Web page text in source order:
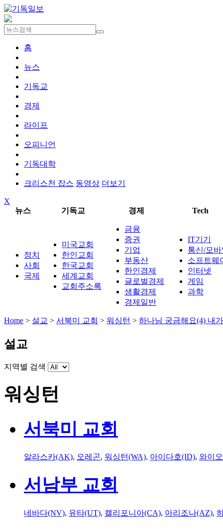
홈
뉴스
기독교
경제
라이프
오피니언
기독대학
크리스천 잡스 동영상 더보기
X
뉴스
기독교 경제 Tech
정치
사회
국제
미국교회
한인교회
한국교회
세계교회
교회주소록
금융
증권
기업
부동산
한인경제
글로벌경제
생활경제
경제일반
IT기기
통신/모
소프트웨
인터넷
게임
과학
Home > 설교 > 서북미 교회 > 워싱턴 > 하나님 궁금해요(4) 내
설교
지역별 검색
워싱턴
서북미 교회
알라스카(AK), 오레곤, 워싱턴(WA), 아이다호(ID), 와이
서남부 교회
네바다(NV), 유타(UT), 캘리포니아(CA), 아리조나(AZ),